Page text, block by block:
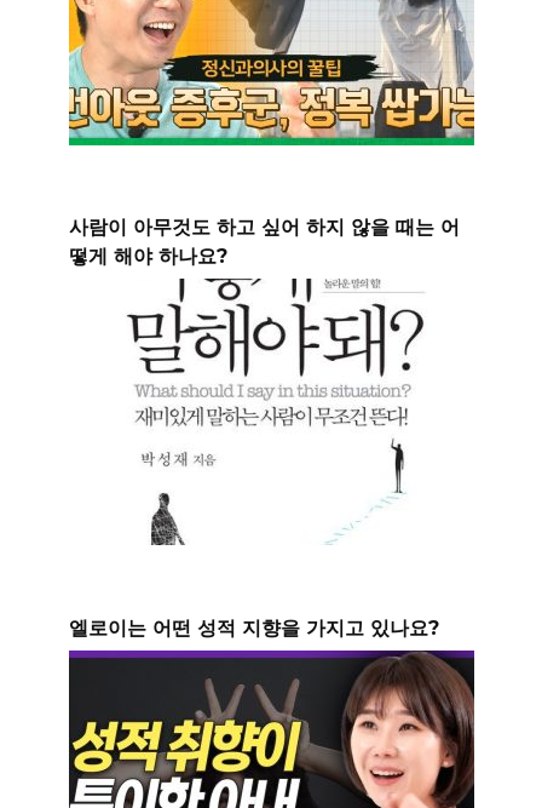
사람이 아무것도 하고 싶어 하지 않을 때는 어
떻게 해야 하나요?
엘로이는 어떤 성적 지향을 가지고 있나요?